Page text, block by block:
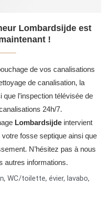
Lombardsijde est
!
de vos canalisations
de canalisation, la
l’inspection télévisée de
24h/7.
Lombardsijde intervient
fosse septique ainsi que
N’hésitez pas à nous
autres informations.
WC/toilette, évier, lavabo,